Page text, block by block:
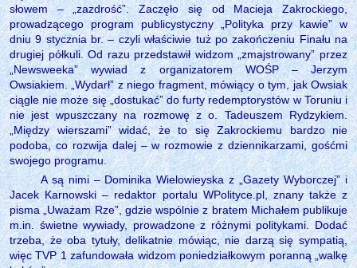
słowem – „zazdrość”. Zaczęło się od Macieja Zakrockiego,
prowadzącego program publicystyczny „Polityka przy kawie” w
dniu 9 stycznia br. – czyli właściwie tuż po zakończeniu Finału na
drugiej półkuli. Od razu przedstawił widzom „zmajstrowany” przez
„Newsweeka” wywiad z organizatorem WOŚP – Jerzym
Owsiakiem. „Wydarł” z niego fragment, mówiący o tym, jak Owsiak
ciągle nie może się „dostukać” do furty redemptorystów w Toruniu i
nie jest wpuszczany na rozmowę z o. Tadeuszem Rydzykiem.
„Między wierszami” widać, że to się Zakrockiemu bardzo nie
podoba, co rozwija dalej – w rozmowie z dziennikarzami, gośćmi
swojego programu.
A są nimi – Dominika Wielowieyska z „Gazety Wyborczej” i
Jacek Karnowski – redaktor portalu WPolityce.pl, znany także z
pisma „Uważam Rze”, gdzie wspólnie z bratem Michałem publikuje
m.in. świetne wywiady, prowadzone z różnymi politykami. Dodać
trzeba, że oba tytuły, delikatnie mówiąc, nie darzą się sympatią,
więc TVP 1 zafundowała widzom poniedziałkowym poranną „walkę